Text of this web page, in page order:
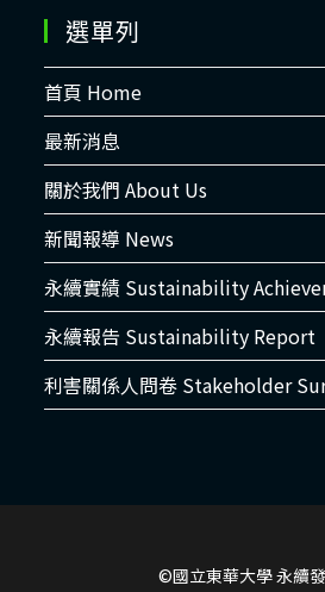
選單列
首頁 Home
最新消息
關於我們 About Us
新聞報導 News
永續實績 Sustainability
永續報告 Sustainability Report
利害關係人問卷 Stakeholder
©國立東華大學 永續